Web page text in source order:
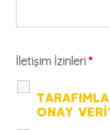
İletişim İzinleri *
ONAY